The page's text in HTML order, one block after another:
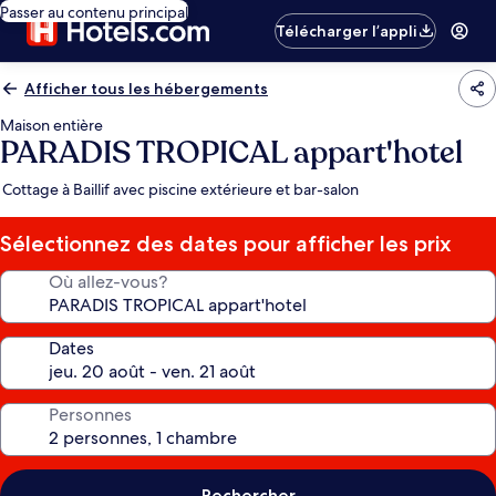
Passer au contenu principal
Télécharger l’appli
Afficher tous les hébergements
Maison entière
PARADIS TROPICAL appart'hotel
Cottage à Baillif avec piscine extérieure et bar-salon
Sélectionnez des dates pour afficher les prix
Où allez-vous?
Dates
Personnes